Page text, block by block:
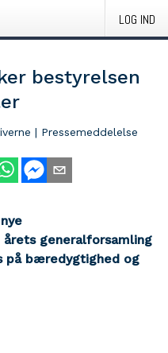
LOG IND
bestyrelsen
| Pressemeddelelse
generalforsamling
på bæredygtighed og